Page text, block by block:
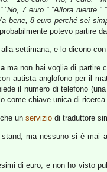
7 euro.” “Allora niente.”
bene, 8 euro perché sei
potevo partire
settimana, e lo dicono
ma non hai voglia di partire
autista anglofono per il
il numero di telefono
come chiave unica di
un serviziodi traduttore
ma nessuno si è mai
di euro, e non ho visto